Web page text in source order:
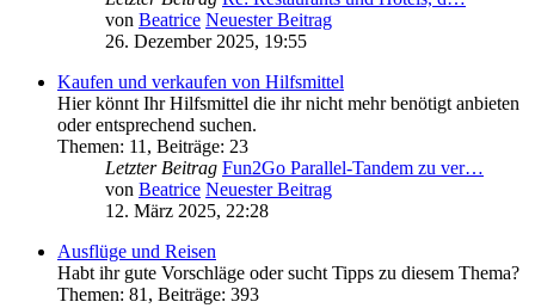
von Beatrice Neuester Beitrag
26. Dezember 2025, 19:55
Kaufen und verkaufen von Hilfsmittel
Hier könnt Ihr Hilfsmittel die ihr nicht mehr benötigt anbieten
oder entsprechend suchen.
Themen: 11 , Beiträge: 23
Letzter Beitrag Fun2Go Parallel-Tandem zu ver…
von Beatrice Neuester Beitrag
12. März 2025, 22:28
Ausflüge und Reisen
Habt ihr gute Vorschläge oder sucht Tipps zu diesem Thema?
Themen: 81 , Beiträge: 393